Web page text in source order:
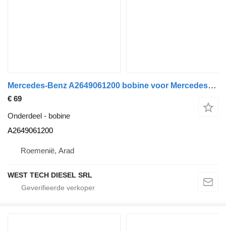
Mercedes-Benz A2649061200 bobine voor Mercedes-Benz A-Class W177 (2018→) B-Class W245 (2005–2008) C-Class W205, C-Class C205, C-Class S205, C-Class A205 (2013→) CLA X118, CLA C118 (2019→) CLS C257 (2017→) E-Class W213, E-Class S213, E-Class C238, E-Class A238 (2016→) GLC X253, GLC C253 (2015–2019) GLA H247 (2020→) GLB X247 (2019→) auto
€ 69
Onderdeel - bobine
A2649061200
Roemenië, Arad
WEST TECH DIESEL SRL